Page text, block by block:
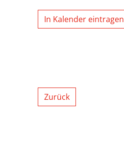
In Kalender eintragen
Zurück